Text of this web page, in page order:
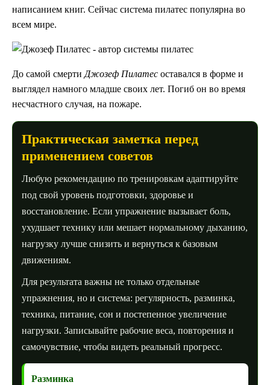
написанием книг. Сейчас система пилатес популярна во
всем мире.
До самой смерти Джозеф Пилатес оставался в форме и
выглядел намного младше своих лет. Погиб он во время
несчастного случая, на пожаре.
Практическая заметка перед
применением советов
Любую рекомендацию по тренировкам адаптируйте
под свой уровень подготовки, здоровье и
восстановление. Если упражнение вызывает боль,
ухудшает технику или мешает нормальному дыханию,
нагрузку лучше снизить и вернуться к базовым
движениям.
Для результата важны не только отдельные
упражнения, но и система: регулярность, разминка,
техника, питание, сон и постепенное увеличение
нагрузки. Записывайте рабочие веса, повторения и
самочувствие, чтобы видеть реальный прогресс.
Разминка